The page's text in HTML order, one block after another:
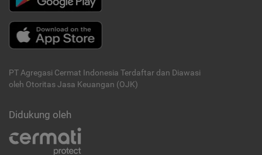
PT Agregasi Cermat Indonesia Terdaftar dan Diawasi
oleh Otoritas Jasa Keuangan (OJK)
Didukung oleh